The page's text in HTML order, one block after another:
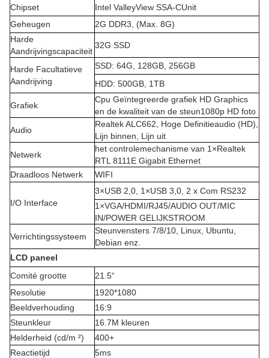
Chipset
Intel ValleyView SSA-CUnit
Geheugen
2G DDR3, (Max. 8G)
Harde
Aandrijvingscapaciteit
32G SSD
Harde Facultatieve
Aandrijving
SSD: 64G, 128GB, 256GB
HDD: 500GB, 1TB
Grafiek
Cpu Geïntegreerde grafiek HD Graphics
en de kwaliteit van de steun1080p HD foto
Audio
Realtek ALC662, Hoge Definitieaudio (HD),
Lijn binnen, Lijn uit
Netwerk
het controlemechanisme van 1×Realtek
RTL 8111E Gigabit Ethernet
Draadloos Netwerk
WIFI
I/O Interface
3×USB 2,0, 1×USB 3,0, 2 x Com RS232
1×VGA/HDMI/RJ45/AUDIO OUT/MIC
IN/POWER GELIJKSTROOM
Verrichtingssysteem
Steunvensters 7/8/10, Linux, Ubuntu,
Debian enz.
LCD paneel
Comité grootte
21.5“
Resolutie
1920*1080
Beeldverhouding
16:9
Steunkleur
16.7M kleuren
Helderheid (cd/m ²)
400+
Reactietijd
5ms